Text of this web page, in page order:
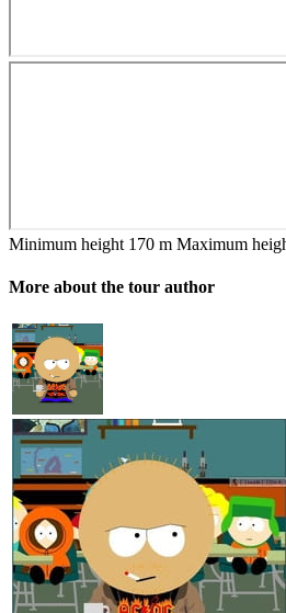
Minimum height 170 m Maximum
More about the tour author